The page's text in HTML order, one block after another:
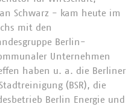
Schwarz - kam heute im
mit den
Berlin-
Unternehmen
haben u. a. die Berliner
(BSR), die
Berlin Energie und